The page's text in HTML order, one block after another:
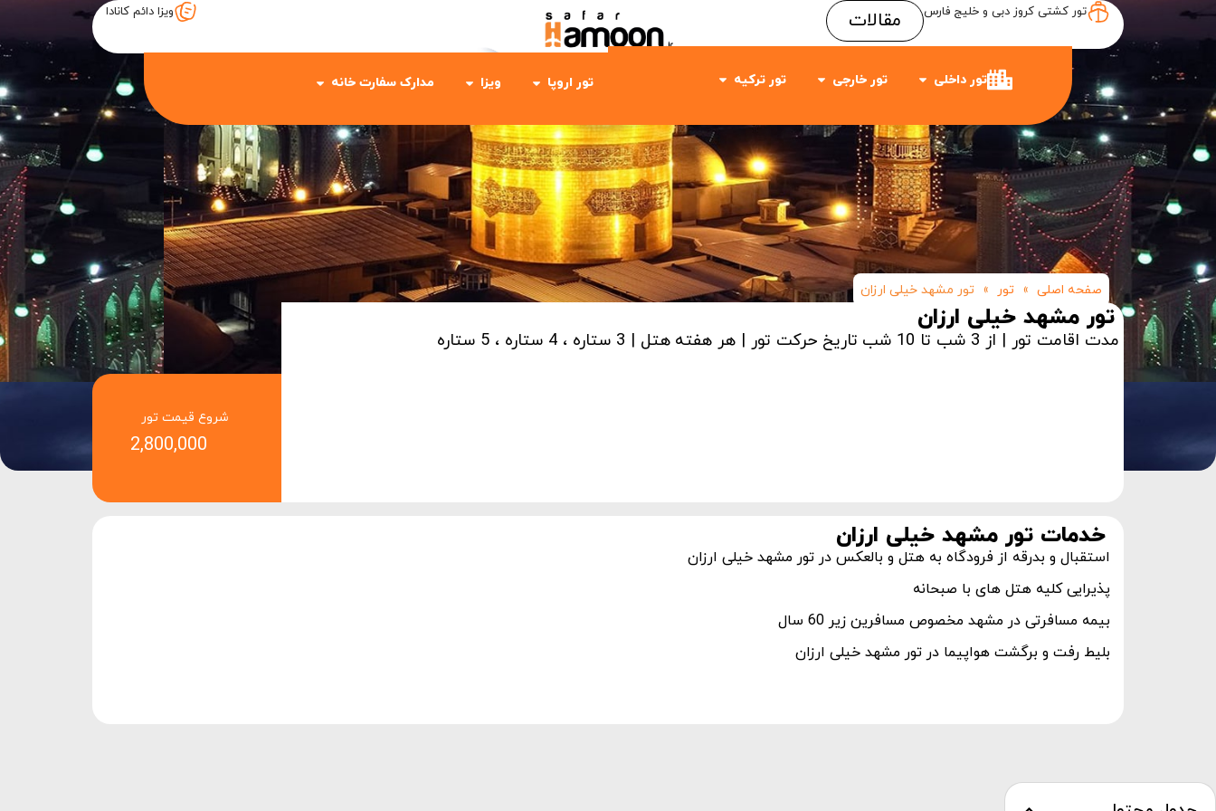
تور کشتی کروز دبی و خلیج فارس مقالات ویزا دائم کانادا
تور داخلی تور خارجی تور ترکیه تور اروپا ویزا مدارک سفارت خانه
Item #1
Item #3
صفحه اصلی » تور » تور مشهد خیلی ارزان
تور مشهد خیلی ارزان
مدت اقامت تور | از 3 شب تا 10 شب تاریخ حرکت تور | هر هفته هتل | 3 ستاره ، 4 ستاره ، 5 ستاره
شروع قیمت تور
2,800,000
خدمات تور مشهد خیلی ارزان
استقبال و بدرقه از فرودگاه به هتل و بالعکس در تور مشهد خیلی ارزان
پذیرایی کلیه هتل های با صبحانه
بیمه مسافرتی در مشهد مخصوص مسافرین زیر 60 سال
بلیط رفت و برگشت هواپیما در تور مشهد خیلی ارزان